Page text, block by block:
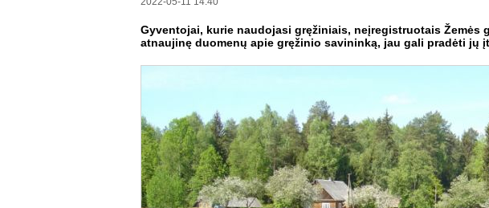
Gyventojai, kurie naudojasi gręžiniais, neįregistruotais Žemės
atnaujinę duomenų apie gręžinio savininką, jau gali pradėti jų